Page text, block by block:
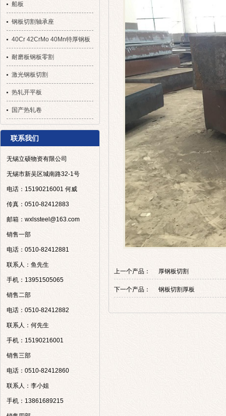
上一个产品： 厚钢板切割
下一个产品： 钢板切割厚板
船板
钢板切割轴承座
40Cr 42CrMo 40Mn特厚钢板
耐磨板钢板零割
激光钢板切割
热轧开平板
国产热轧卷
联系我们
无锡立硕物资有限公司
无锡市新吴区城南路32-1号
电话：15190216001 何威
传真：0510-82412883
邮箱：wxlssteel@163.com
销售一部
电话：0510-82412881
联系人：鱼先生
手机：13951505065
销售二部
电话：0510-82412882
联系人：何先生
手机：15190216001
销售三部
电话：0510-82412860
联系人：李小姐
手机：13861689215